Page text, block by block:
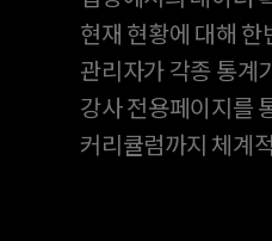
현재 현황에 대해
관리자가 각종 통계
강사 전용페이지를
커리큘럼까지 체계